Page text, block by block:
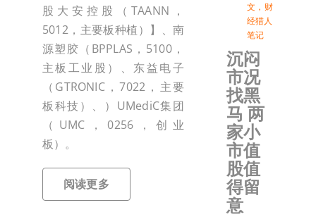
股大安控股（TAANN，
5012，主要板种植）】、南
源塑胶（BPPLAS，5100，
主板工业股）、东益电子
（GTRONIC，7022，主要
板科技）、）UMediC集团
（UMC，0256，创业
板）。
阅读更多
文 ， 财
经猎人
笔记
沉闷
市况
找黑
马 两
家小
市值
股值
得留
意